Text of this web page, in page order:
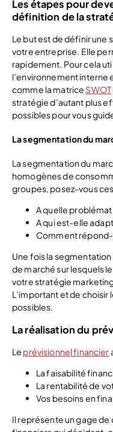
Les étapes pour
définition de la
Le but est de définir
votre entreprise. Elle
rapidement. Pour cela
l’environnement
comme la matrice SWOT
stratégie d’autant plus
possibles pour vous
La segmentation du
La segmentation du
homogènes de
groupes, posez-vous
A quelle
A qui est-elle
Comment
Une fois la
de marché sur lesquels
votre stratégie
L’important et de
possibles.
La réalisation du
Le prévisionnel financier
La faisabilité
La rentabilité de
Vos besoins en
Il représente un gage